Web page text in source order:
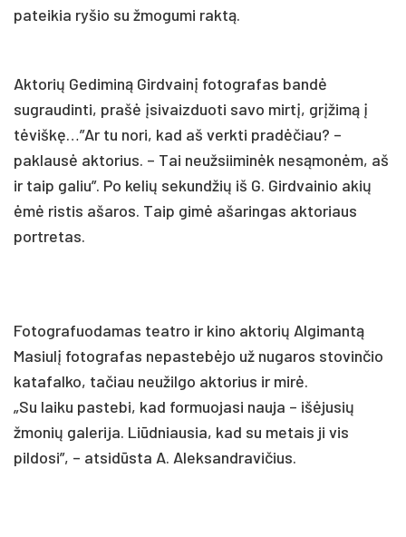
pateikia ryšio su žmogumi raktą.
Aktorių Gediminą Girdvainį fotografas bandė
sugraudinti, prašė įsivaizduoti savo mirtį, grįžimą į
tėviškę…”Ar tu nori, kad aš verkti pradėčiau? –
paklausė aktorius. – Tai neužsiiminėk nesąmonėm, aš
ir taip galiu”. Po kelių sekundžių iš G. Girdvainio akių
ėmė ristis ašaros. Taip gimė ašaringas aktoriaus
portretas.
Fotografuodamas teatro ir kino aktorių Algimantą
Masiulį fotografas nepastebėjo už nugaros stovinčio
katafalko, tačiau neužilgo aktorius ir mirė.
„Su laiku pastebi, kad formuojasi nauja – išėjusių
žmonių galerija. Liūdniausia, kad su metais ji vis
pildosi”, – atsidūsta A. Aleksandravičius.